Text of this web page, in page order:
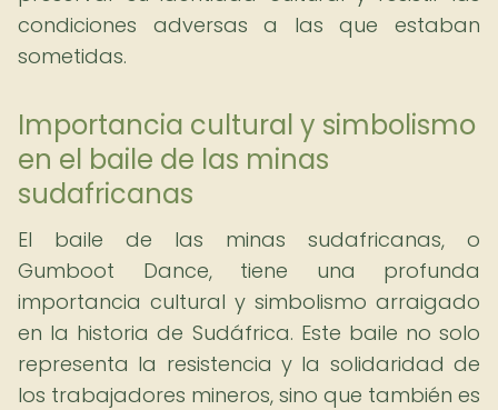
condiciones adversas a las que estaban
sometidas.
Importancia cultural y simbolismo
en el baile de las minas
sudafricanas
El baile de las minas sudafricanas, o
Gumboot Dance, tiene una profunda
importancia cultural y simbolismo arraigado
en la historia de Sudáfrica. Este baile no solo
representa la resistencia y la solidaridad de
los trabajadores mineros, sino que también es